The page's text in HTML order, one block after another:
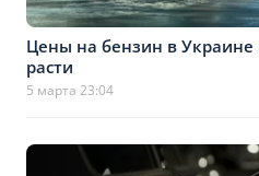
Цены на бензин в
расти
5 марта 23:04